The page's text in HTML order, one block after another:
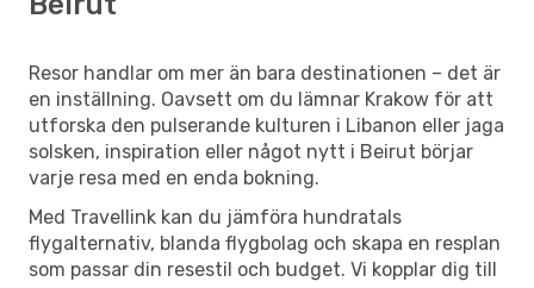
Resor handlar om mer än bara destinationen – det är
en inställning. Oavsett om du lämnar Krakow för att
utforska den pulserande kulturen i Libanon eller jaga
solsken, inspiration eller något nytt i Beirut börjar
varje resa med en enda bokning.
Med Travellink kan du jämföra hundratals
flygalternativ, blanda flygbolag och skapa en resplan
som passar din resestil och budget. Vi kopplar dig till